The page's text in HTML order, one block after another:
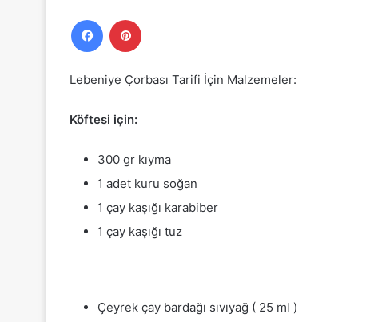
Facebook
Lebeniye Çorbası Tarifi İçin Malzemeler:
Köftesi için:
300 gr kıyma
1 adet kuru soğan
1 çay kaşığı karabiber
1 çay kaşığı tuz
Çeyrek çay bardağı sıvıyağ ( 25 ml )